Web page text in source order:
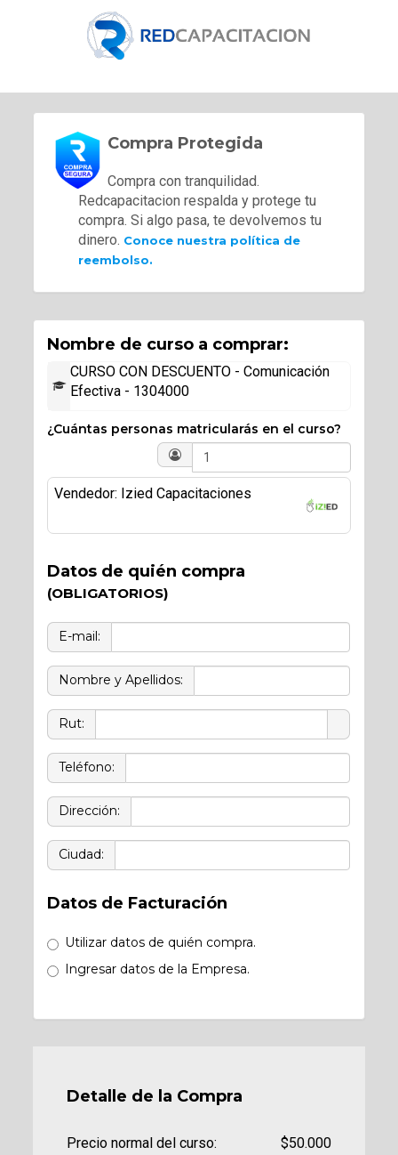
Compra Protegida
Compra con tranquilidad.
Redcapacitacion respalda y protege tu
compra. Si algo pasa, te devolvemos tu
dinero. Conoce nuestra política de
reembolso.
Nombre de curso a comprar:
CURSO CON DESCUENTO - Comunicación
Efectiva - 1304000
¿Cuántas personas matricularás en el curso?
Vendedor: Izied Capacitaciones
Datos de quién compra
(OBLIGATORIOS)
E-mail:
Nombre y Apellidos:
Rut:
Teléfono:
Dirección:
Ciudad:
Datos de Facturación
Utilizar datos de quién compra.
Ingresar datos de la Empresa.
Detalle de la Compra
Precio normal del curso: $50.000